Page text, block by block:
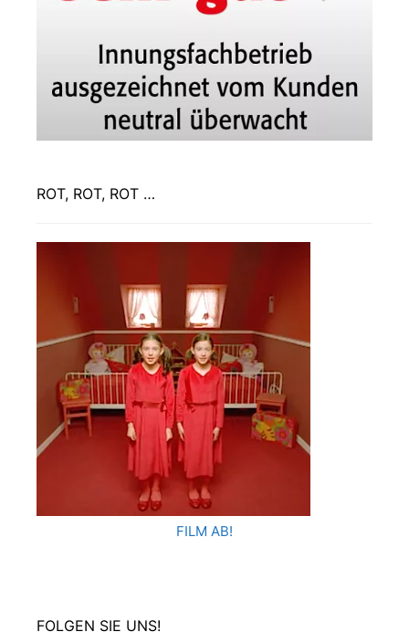
ROT, ROT, ROT …
FILM AB!
FOLGEN SIE UNS!